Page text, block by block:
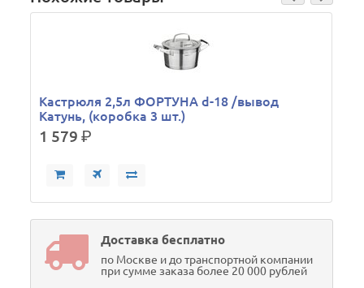
Кастрюля 2,5л ФОРТУНА d-18 /вывод
Катунь, (коробка 3 шт.)
1 579р.
Доставка бесплатно
по Москве и до транспортной компании
при сумме заказа более 20 000 рублей